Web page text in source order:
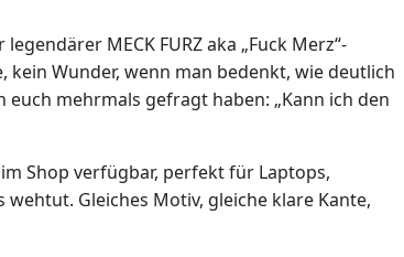
MECK FURZ aka „Fuck Merz“-
Wunder, wenn man bedenkt, wie deutlich
mehrmals gefragt haben: „Kann ich den
im Shop verfügbar, perfekt für Laptops,
Gleiches Motiv, gleiche klare Kante,